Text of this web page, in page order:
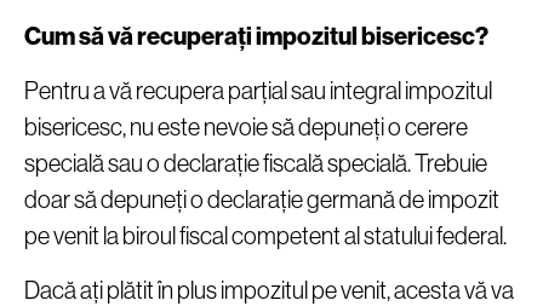
Cum să vă recuperați impozitul bisericesc?
Pentru a vă recupera parțial sau integral impozitul
bisericesc, nu este nevoie să depuneți o cerere
specială sau o declarație fiscală specială. Trebuie
doar să depuneți o declarație germană de impozit
pe venit la biroul fiscal competent al statului federal.
Dacă ați plătit în plus impozitul pe venit, acesta vă va